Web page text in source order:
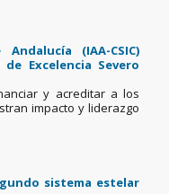
(IAA-CSIC)
Excelencia Severo
y acreditar a los
impacto y liderazgo
sistema estelar